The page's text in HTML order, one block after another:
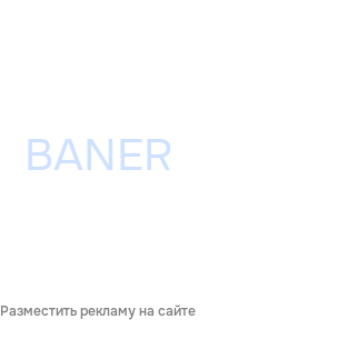
Разместить рекламу на сайте